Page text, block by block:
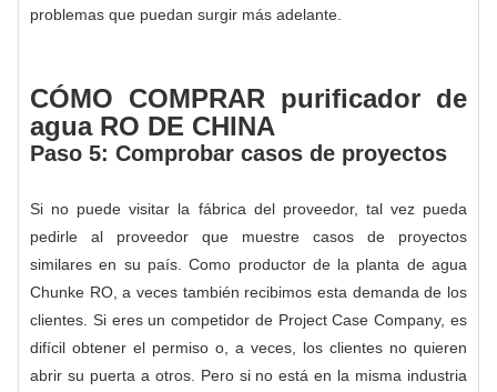
problemas que puedan surgir más adelante.
CÓMO COMPRAR purificador de
agua RO DE CHINA
Paso 5: Comprobar casos de proyectos
Si no puede visitar la fábrica del proveedor, tal vez pueda
pedirle al proveedor que muestre casos de proyectos
similares en su país. Como productor de la planta de agua
Chunke RO, a veces también recibimos esta demanda de los
clientes. Si eres un competidor de Project Case Company, es
difícil obtener el permiso o, a veces, los clientes no quieren
abrir su puerta a otros. Pero si no está en la misma industria